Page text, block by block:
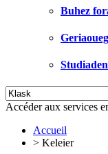
Buhez
Accéder aux services
Accueil
> Keleier